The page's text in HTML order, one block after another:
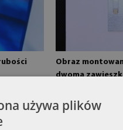
Obraz
dwoma
dwóch miejscach
używa plików